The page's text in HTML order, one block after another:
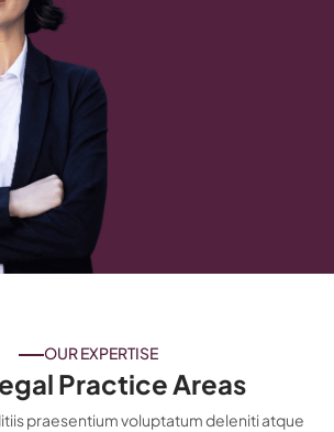
OUR EXPERTISE
Practice Areas
praesentium voluptatum deleniti atque